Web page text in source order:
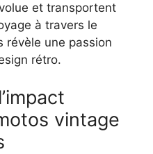
et transportent
à travers le
révèle une passion
rétro.
vintage